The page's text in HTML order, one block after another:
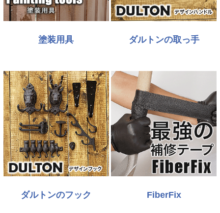
塗装用具 ダルトンの取っ手
ダルトンのフック FiberFix